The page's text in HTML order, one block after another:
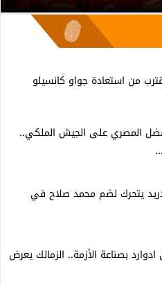
من استعادة جواو كانسيلو
المصري على الجيش الملكي..
يتحرك لضم محمد صلاح في
بصناعة الأزمة.. الزمالك يعرض